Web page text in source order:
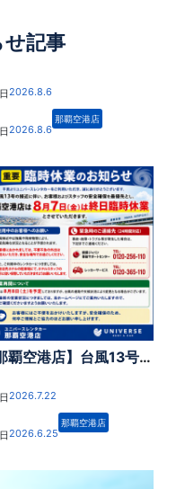
記事
2026.8.6
2026.8.6
那覇空港店
【那覇空港店】台風13号接近に伴う臨時休業のお知らせ
2026.7.22
2026.6.25
那覇空港店